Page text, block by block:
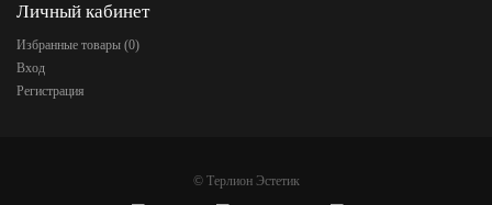
Личный кабинет
Избранные товары (0)
Вход
Регистрация
© Терлион Эстетик